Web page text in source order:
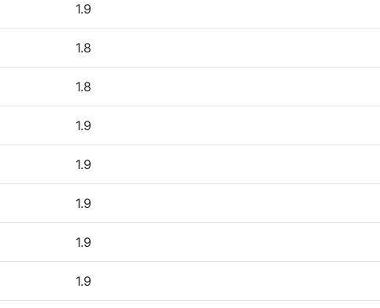
1.9
1.8
1.8
1.9
1.9
1.9
1.9
1.9